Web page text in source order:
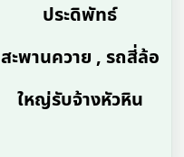
ประดิพัทธ์
สะพานควาย , รถสี่ล้อ
ใหญ่รับจ้างหัวหิน